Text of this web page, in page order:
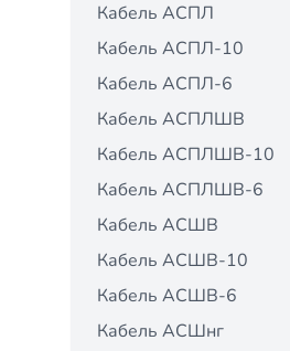
Кабель АСПЛ
Кабель АСПЛ-10
Кабель АСПЛ-6
Кабель АСПЛШВ
Кабель АСПЛШВ-10
Кабель АСПЛШВ-6
Кабель АСШВ
Кабель АСШВ-10
Кабель АСШВ-6
Кабель АСШнг